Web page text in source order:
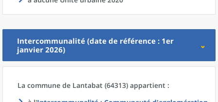
Intercommunalité (date de référence : 1er
janvier 2026)
La commune de Lantabat (64313) appartient :